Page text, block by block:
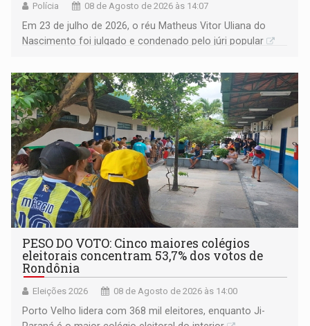
Polícia 08 de Agosto de 2026 às 14:07
Em 23 de julho de 2026, o réu Matheus Vitor Uliana do
Nascimento foi julgado e condenado pelo júri popular
PESO DO VOTO: Cinco maiores colégios
eleitorais concentram 53,7% dos votos de
Rondônia
Eleições 2026 08 de Agosto de 2026 às 14:00
Porto Velho lidera com 368 mil eleitores, enquanto Ji-